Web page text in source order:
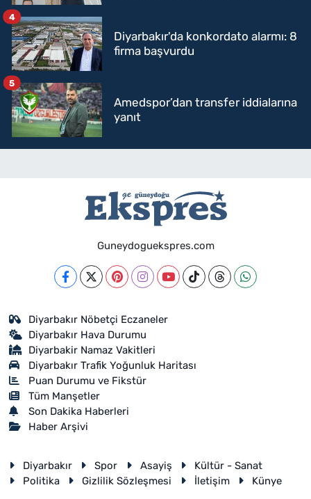
Diyarbakır'da konkordato alarmı: 8
firma başvurdu
4
Amedspor’dan transfer iddialarına
yanıt
5
Guneydoguekspres.com
Diyarbakır Nöbetçi Eczaneler
Diyarbakır Hava Durumu
Diyarbakir Namaz Vakitleri
Diyarbakır Trafik Yoğunluk Haritası
Puan Durumu ve Fikstür
Tüm Manşetler
Son Dakika Haberleri
Haber Arşivi
Diyarbakır Spor Asayiş
Kültür - Sanat
Politika
Gizlilik Sözleşmesi İletişim Künye